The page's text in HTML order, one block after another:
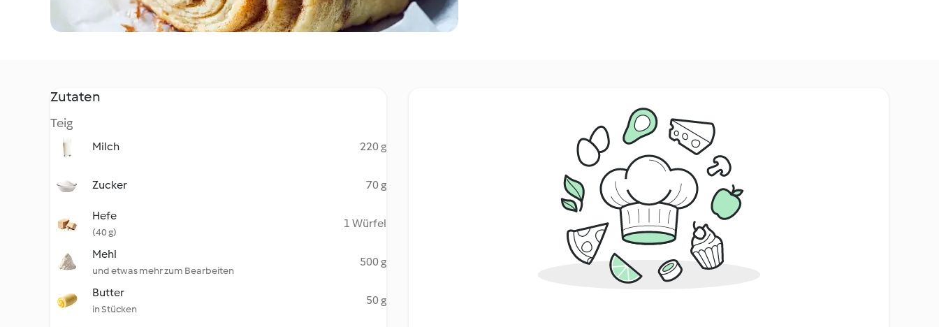
Zutaten
Teig
Milch 220 g
Zucker 70 g
Hefe
(40 g)
1 Würfel
Mehl
und etwas mehr zum Bearbeiten
500 g
Butter
in Stücken
50 g